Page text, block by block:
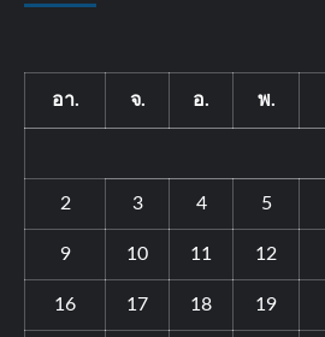
อา. จ. อ. พ.
2 3 4 5
9 10 11 12
16 17 18 19